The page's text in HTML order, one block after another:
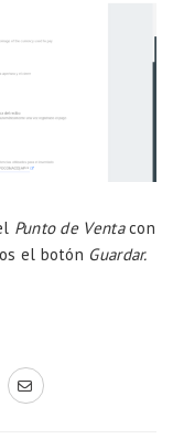
Punto de Ventacon
el botón Guardar.